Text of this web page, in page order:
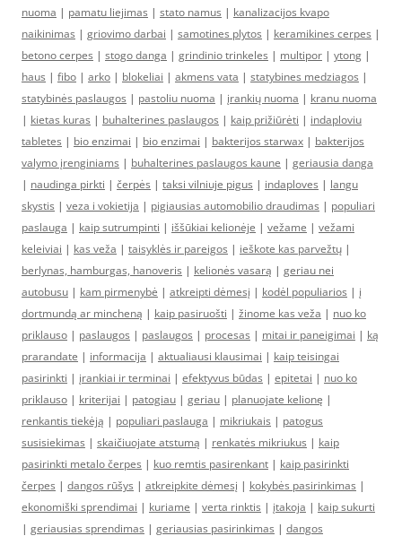
nuoma | pamatu liejimas | stato namus | kanalizacijos kvapo
naikinimas | griovimo darbai | samotines plytos | keramikines cerpes |
betono cerpes | stogo danga | grindinio trinkeles | multipor | ytong |
haus | fibo | arko | blokeliai | akmens vata | statybines medziagos |
statybinės paslaugos | pastoliu nuoma | įrankių nuoma | kranu nuoma
| kietas kuras | buhalterines paslaugos | kaip prižiūrėti | indaploviu
tabletes | bio enzimai | bio enzimai | bakterijos starwax | bakterijos
valymo įrenginiams | buhalterines paslaugos kaune | geriausia danga
| naudinga pirkti | čerpės | taksi vilniuje pigus | indaploves | langu
skystis | veza i vokietija | pigiausias automobilio draudimas | populiari
paslauga | kaip sutrumpinti | iššūkiai kelionėje | vežame | vežami
keleiviai | kas veža | taisyklės ir pareigos | ieškote kas parvežtų |
berlynas, hamburgas, hanoveris | kelionės vasarą | geriau nei
autobusu | kam pirmenybė | atkreipti dėmesį | kodėl populiarios | į
dortmundą ar mincheną | kaip pasiruošti | žinome kas veža | nuo ko
priklauso | paslaugos | paslaugos | procesas | mitai ir paneigimai | ką
prarandate | informacija | aktualiausi klausimai | kaip teisingai
pasirinkti | įrankiai ir terminai | efektyvus būdas | epitetai | nuo ko
priklauso | kriterijai | patogiau | geriau | planuojate kelionę |
renkantis tiekėją | populiari paslauga | mikriukais | patogus
susisiekimas | skaičiuojate atstumą | renkatės mikriukus | kaip
pasirinkti metalo čerpes | kuo remtis pasirenkant | kaip pasirinkti
čerpes | dangos rūšys | atkreipkite dėmesį | kokybės pasirinkimas |
ekonomiški sprendimai | kuriame | verta rinktis | įtakoja | kaip sukurti
| geriausias sprendimas | geriausias pasirinkimas | dangos